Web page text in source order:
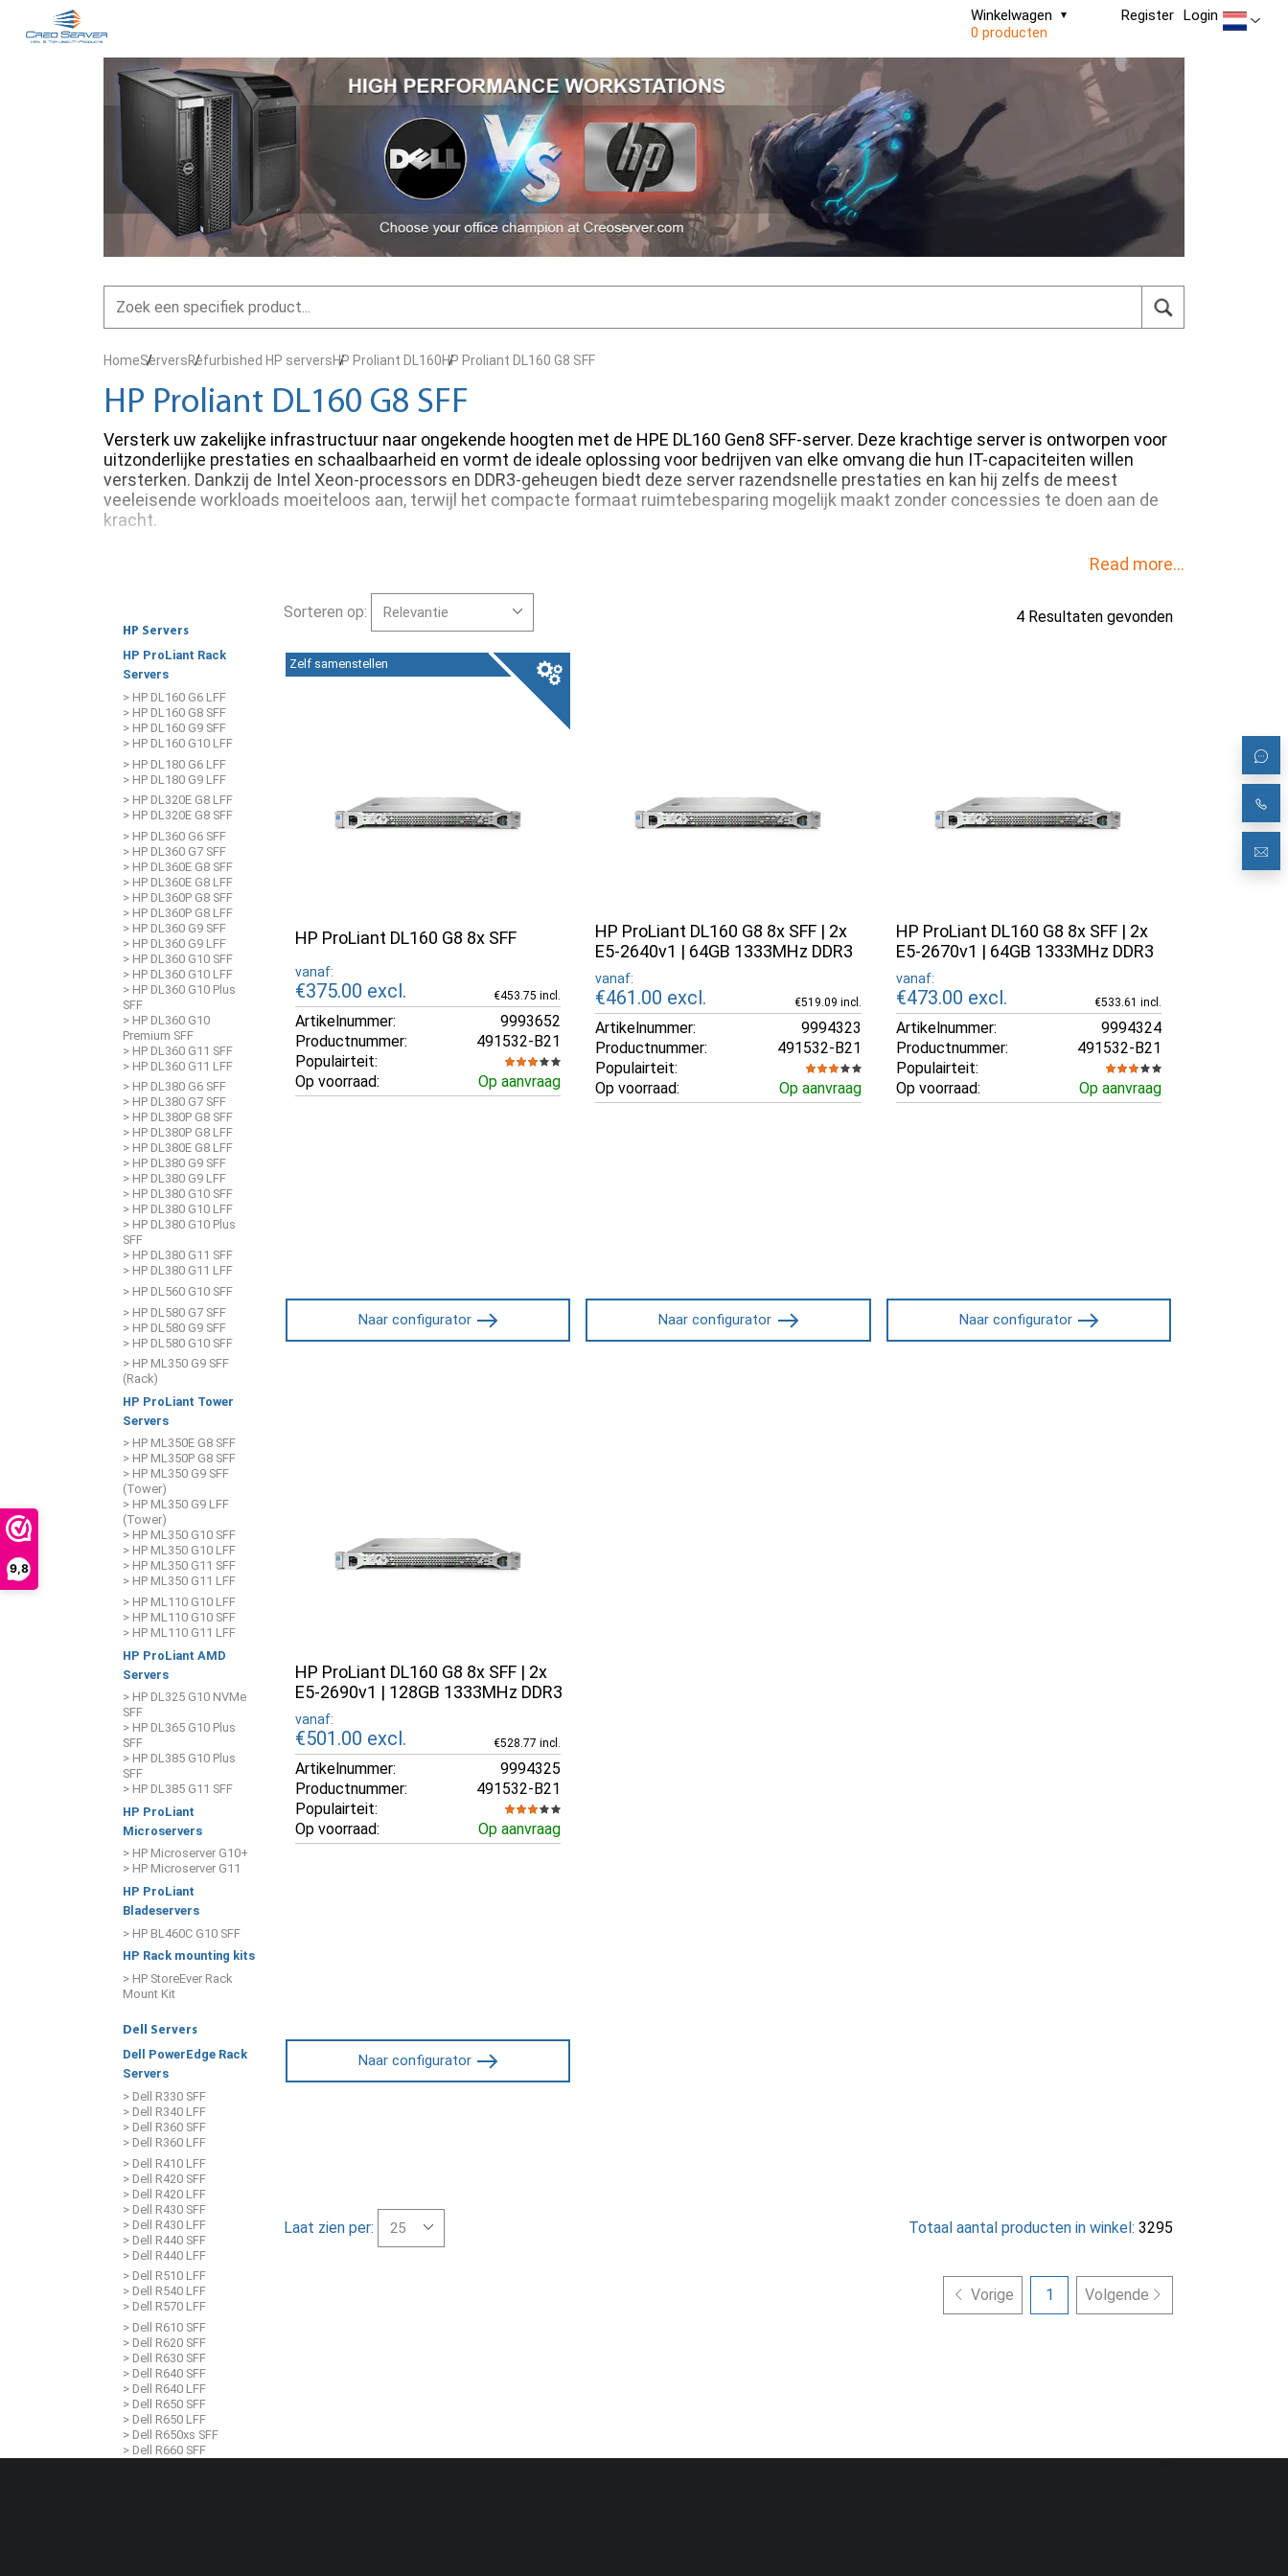
9,8
Register Login
Winkelwagen
0 producten
HomeServersRefurbished HP serversHP Proliant DL160HP Proliant DL160 G8 SFF
HP Proliant DL160 G8 SFF
Versterk uw zakelijke infrastructuur naar ongekende hoogten met de HPE DL160 Gen8 SFF-server. Deze krachtige server is ontworpen voor
uitzonderlijke prestaties en schaalbaarheid en vormt de ideale oplossing voor bedrijven van elke omvang die hun IT-capaciteiten willen
versterken. Dankzij de Intel Xeon-processors en DDR3-geheugen biedt deze server razendsnelle prestaties en kan hij zelfs de meest
veeleisende workloads moeiteloos aan, terwijl het compacte formaat ruimtebesparing mogelijk maakt zonder concessies te doen aan de
kracht.
Read more...
HP Servers
HP ProLiant Rack
Servers
> HP DL160 G6 LFF
> HP DL160 G8 SFF
> HP DL160 G9 SFF
> HP DL160 G10 LFF
> HP DL180 G6 LFF
> HP DL180 G9 LFF
> HP DL320E G8 LFF
> HP DL320E G8 SFF
> HP DL360 G6 SFF
> HP DL360 G7 SFF
> HP DL360E G8 SFF
> HP DL360E G8 LFF
> HP DL360P G8 SFF
> HP DL360P G8 LFF
> HP DL360 G9 SFF
> HP DL360 G9 LFF
> HP DL360 G10 SFF
> HP DL360 G10 LFF
> HP DL360 G10 Plus
SFF
> HP DL360 G10
Premium SFF
> HP DL360 G11 SFF
> HP DL360 G11 LFF
> HP DL380 G6 SFF
> HP DL380 G7 SFF
> HP DL380P G8 SFF
> HP DL380P G8 LFF
> HP DL380E G8 LFF
> HP DL380 G9 SFF
> HP DL380 G9 LFF
> HP DL380 G10 SFF
> HP DL380 G10 LFF
> HP DL380 G10 Plus
SFF
> HP DL380 G11 SFF
> HP DL380 G11 LFF
> HP DL560 G10 SFF
> HP DL580 G7 SFF
> HP DL580 G9 SFF
> HP DL580 G10 SFF
> HP ML350 G9 SFF
(Rack)
HP ProLiant Tower
Servers
> HP ML350E G8 SFF
> HP ML350P G8 SFF
> HP ML350 G9 SFF
(Tower)
> HP ML350 G9 LFF
(Tower)
> HP ML350 G10 SFF
> HP ML350 G10 LFF
> HP ML350 G11 SFF
> HP ML350 G11 LFF
> HP ML110 G10 LFF
> HP ML110 G10 SFF
> HP ML110 G11 LFF
HP ProLiant AMD
Servers
> HP DL325 G10 NVMe
SFF
> HP DL365 G10 Plus
SFF
> HP DL385 G10 Plus
SFF
> HP DL385 G11 SFF
HP ProLiant
Microservers
> HP Microserver G10+
> HP Microserver G11
HP ProLiant
Bladeservers
> HP BL460C G10 SFF
HP Rack mounting kits
> HP StoreEver Rack
Mount Kit
Dell Servers
Dell PowerEdge Rack
Servers
> Dell R330 SFF
> Dell R340 LFF
> Dell R360 SFF
> Dell R360 LFF
> Dell R410 LFF
> Dell R420 SFF
> Dell R420 LFF
> Dell R430 SFF
> Dell R430 LFF
> Dell R440 SFF
> Dell R440 LFF
> Dell R510 LFF
> Dell R540 LFF
> Dell R570 LFF
> Dell R610 SFF
> Dell R620 SFF
> Dell R630 SFF
> Dell R640 SFF
> Dell R640 LFF
> Dell R650 SFF
> Dell R650 LFF
> Dell R650xs SFF
> Dell R660 SFF
Sorteren op: 4 Resultaten gevonden
HP ProLiant DL160 G8 8x SFF
vanaf:
€375.00 excl. €453.75 incl.
Artikelnummer:
9993652
Productnummer:
491532-B21
Populairteit:
Op voorraad:
Op aanvraag
Zelf samenstellen
Naar configurator
HP ProLiant DL160 G8 8x SFF | 2x
E5-2640v1 | 64GB 1333MHz DDR3
vanaf:
€461.00 excl. €519.09 incl.
Artikelnummer:
9994323
Productnummer:
491532-B21
Populairteit:
Op voorraad:
Op aanvraag
Naar configurator
HP ProLiant DL160 G8 8x SFF | 2x
E5-2670v1 | 64GB 1333MHz DDR3
vanaf:
€473.00 excl. €533.61 incl.
Artikelnummer:
9994324
Productnummer:
491532-B21
Populairteit:
Op voorraad:
Op aanvraag
Naar configurator
HP ProLiant DL160 G8 8x SFF | 2x
E5-2690v1 | 128GB 1333MHz DDR3
vanaf:
€501.00 excl. €528.77 incl.
Artikelnummer:
9994325
Productnummer:
491532-B21
Populairteit:
Op voorraad:
Op aanvraag
Naar configurator
Laat zien per: Totaal aantal producten in winkel: 3295
Vorige 1 Volgende